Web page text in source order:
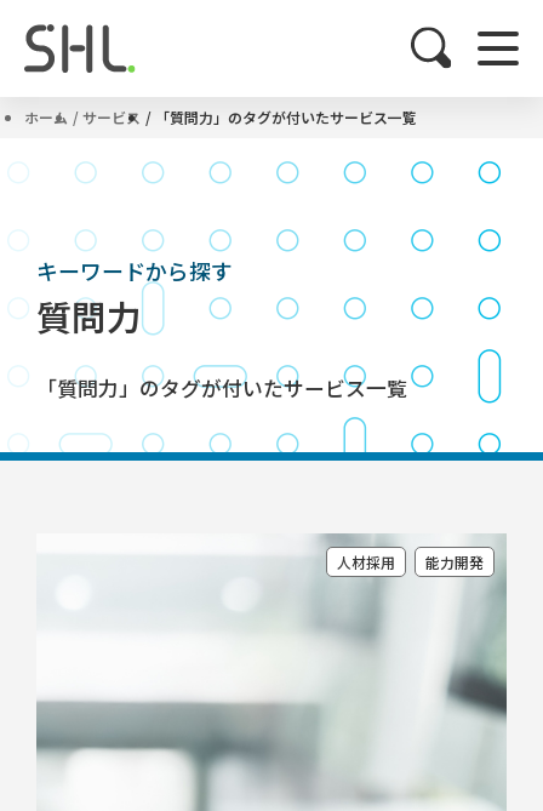
ホーム サービス 「質問力」のタグが付いたサービス一覧
キーワードから探す
質問力
「質問力」のタグが付いたサービス一覧
人材採用 能力開発